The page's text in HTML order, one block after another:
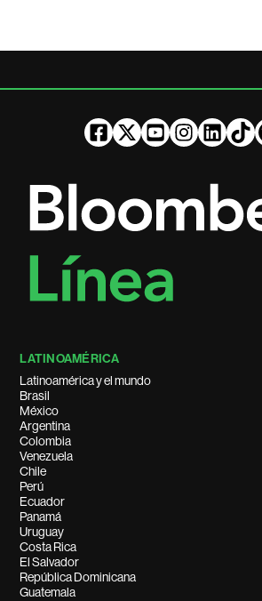
LATINOAMÉRICA
Latinoamérica y el mundo
Brasil
México
Argentina
Colombia
Venezuela
Chile
Perú
Ecuador
Panamá
Uruguay
Costa Rica
El Salvador
República Dominicana
Guatemala